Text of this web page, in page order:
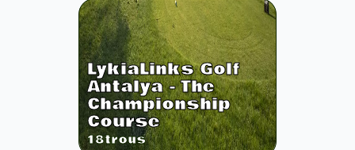
LykiaLinks Golf
Antalya - The
Championship
Course
18trous